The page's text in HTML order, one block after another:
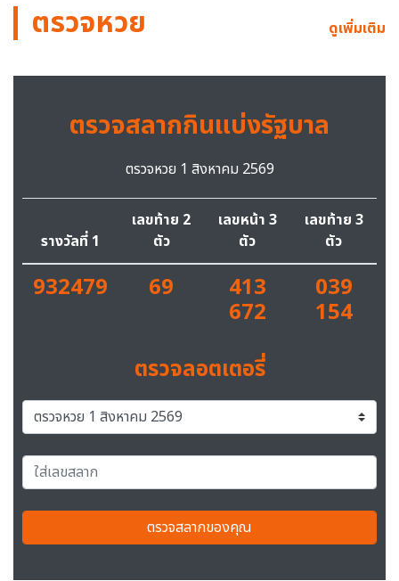
ตรวจหวย ดูเพิ่มเติม
ตรวจสลากกินแบ่งรัฐบาล
ตรวจหวย 1 สิงหาคม 2569
รางวัลที่ 1
เลขท้าย 2
ตัว
เลขหน้า 3
ตัว
เลขท้าย 3
ตัว
932479 69 413
672
039
154
ตรวจลอตเตอรี่
ตรวจสลากของคุณ